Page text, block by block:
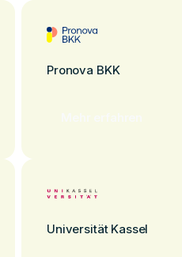
Pronova BKK
Universität Kassel